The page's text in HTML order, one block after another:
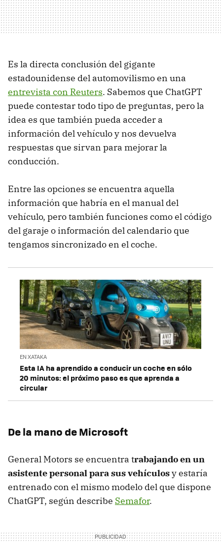
Es la directa conclusión del gigante
estadounidense del automovilismo en una
entrevista con Reuters. Sabemos que ChatGPT
puede contestar todo tipo de preguntas, pero la
idea es que también pueda acceder a
información del vehículo y nos devuelva
respuestas que sirvan para mejorar la
conducción.
Entre las opciones se encuentra aquella
información que habría en el manual del
vehículo, pero también funciones como el código
del garaje o información del calendario que
tengamos sincronizado en el coche.
EN XATAKA
Esta IA ha aprendido a conducir un coche en sólo
20 minutos: el próximo paso es que aprenda a
circular
De la mano de Microsoft
General Motors se encuentra trabajando en un
asistente personal para sus vehículosy estaría
entrenado con el mismo modelo del que dispone
ChatGPT, según describe Semafor.